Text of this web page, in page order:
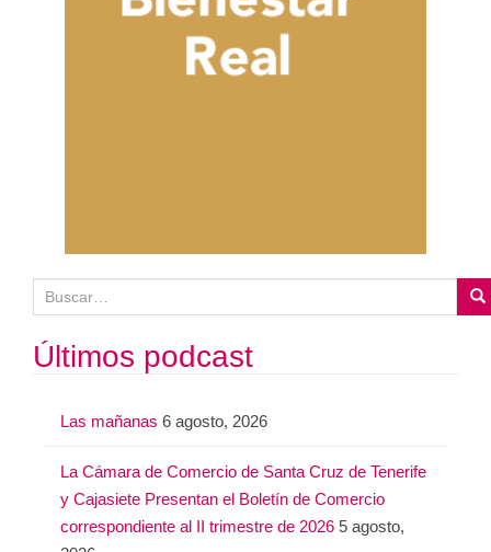
u
s
c
Últimos podcast
Las mañanas 6 agosto, 2026
La Cámara de Comercio de Santa Cruz de Tenerife
y Cajasiete Presentan el Boletín de Comercio
correspondiente al II trimestre de 2026 5 agosto,